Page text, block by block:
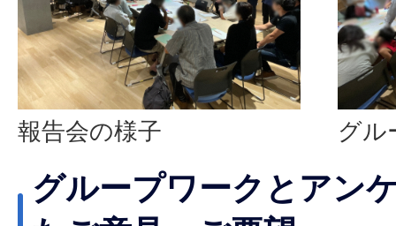
報告会の様子 グル
グループワークとアン